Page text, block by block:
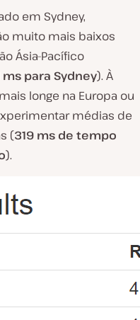
em Sydney,
muito mais baixos
Ásia-Pacífico
para Sydney). À
longe na Europa ou
médias de
(319 ms de tempo
).